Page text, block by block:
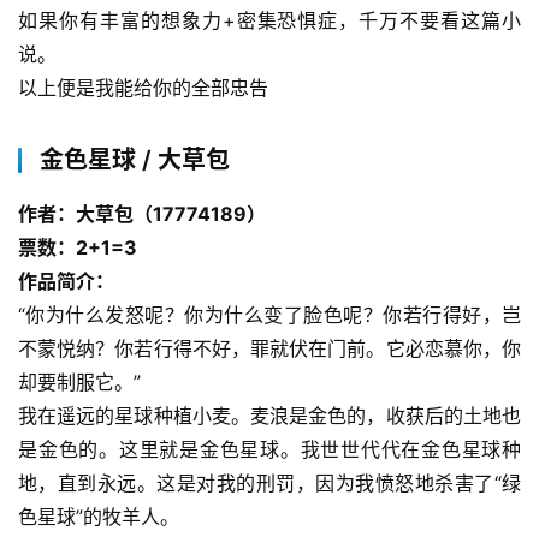
如果你有丰富的想象力+密集恐惧症，千万不要看这篇小
说。
以上便是我能给你的全部忠告
金色星球 / 大草包
作者：大草包（17774189）
票数：2+1=3
作品简介：
“你为什么发怒呢？你为什么变了脸色呢？你若行得好，岂
不蒙悦纳？你若行得不好，罪就伏在门前。它必恋慕你，你
却要制服它。”
我在遥远的星球种植小麦。麦浪是金色的，收获后的土地也
是金色的。这里就是金色星球。我世世代代在金色星球种
地，直到永远。这是对我的刑罚，因为我愤怒地杀害了“绿
色星球”的牧羊人。